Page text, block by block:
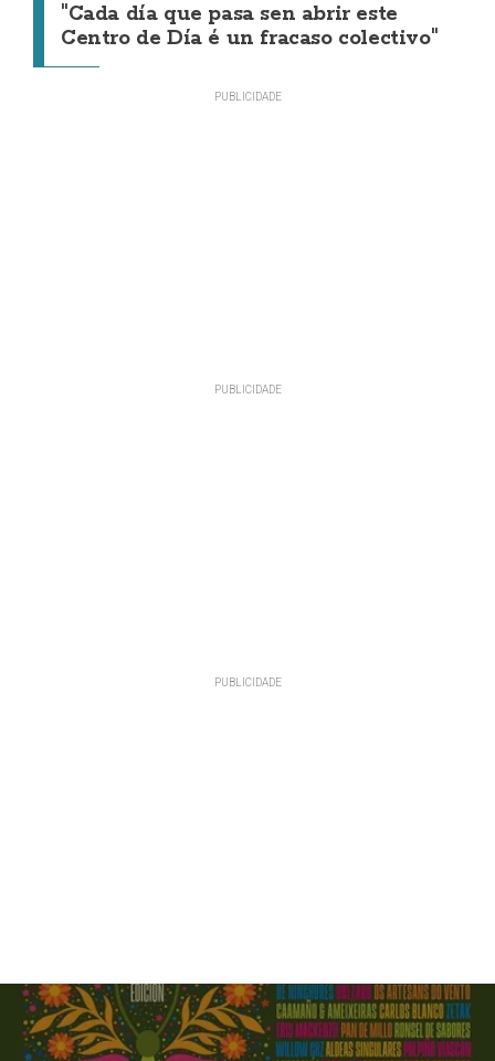
"Cada día que pasa sen abrir este
Centro de Día é un fracaso colectivo"